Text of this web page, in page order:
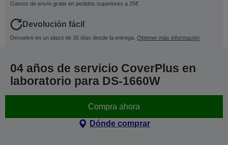
Gastos de envío gratis en pedidos superiores a 25€
Devolución fácil
Devuelve en un plazo de 30 días desde la entrega. Obtener más información
04 años de servicio CoverPlus en
laboratorio para DS-1660W
Compra ahora
Dónde comprar